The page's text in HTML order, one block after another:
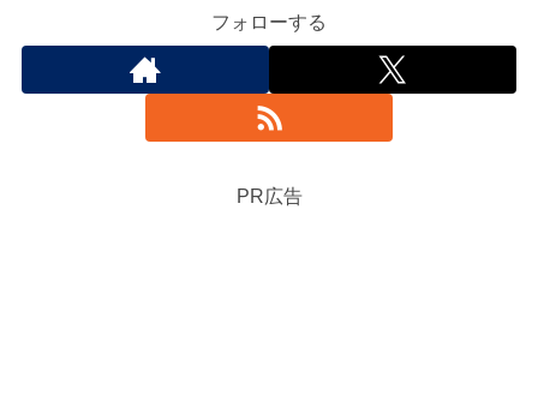
フォローする
PR広告